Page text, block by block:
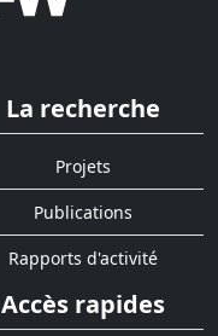
La recherche
Projets
Publications
Rapports d'activité
Accès rapides